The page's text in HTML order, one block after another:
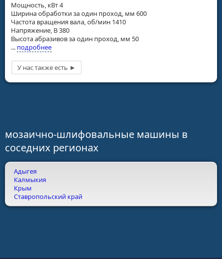
Мощность, кВт 4
Ширина обработки за один проход, мм 600
Частота вращения вала, об/мин 1410
Напряжение, В 380
Высота абразивов за один проход, мм 50
... подробнее
мозаично-шлифовальные машины в
соседних регионах
Адыгея
Калмыкия
Крым
Ставропольский край